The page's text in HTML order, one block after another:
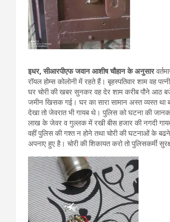
इधर, सीआरपीएफ जवान आशीष चौ‌हान के अनुसार
रॉयल होम्स कोलोनी में रहते हैं। बृहस्पतिवार शाम वह
घर चोरी की खबर सुनकर वह देर शाम करीब पौने आठ
जमीन खिसक गई। घर का सारा सामान अस्त व्यस्त
देखा तो जेवरात भी गायब थे। पुलिस को घटना की
लाख के जेवर व गुल्लक में रखी बीस हजार की नगदी
वहीं पुलिस की गश्त न होने तथा चोरी की घटनाओं के
अपनाए हुए है। चोरी की शिकायत करो तो पुलिसकर्मी